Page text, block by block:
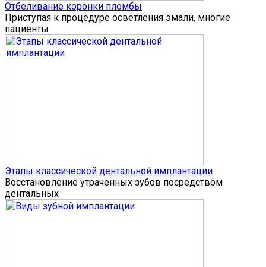
Отбеливание коронки пломбы
Приступая к процедуре осветления эмали, многие
пациенты
Этапы классической дентальной имплантации
Восстановление утраченных зубов посредством
дентальных